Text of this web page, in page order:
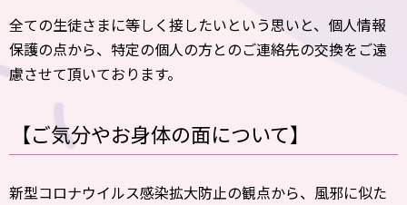
全ての生徒さまに等しく接したいという思いと、個人情報
保護の点から、特定の個人の方とのご連絡先の交換をご遠
慮させて頂いております。
【ご気分やお身体の面について】
新型コロナウイルス感染拡大防止の観点から、風邪に似た